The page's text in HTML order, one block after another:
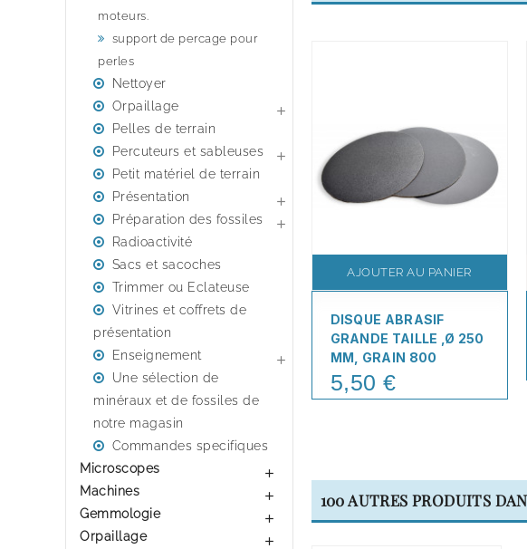
moteurs.
support de percage pour
perles
Nettoyer
Orpaillage

Pelles de terrain
Percuteurs et sableuses

Petit matériel de terrain
Présentation

Préparation des fossiles 
Radioactivité
Sacs et sacoches
Trimmer ou Eclateuse
Vitrines et coffrets de
présentation
Enseignement

Une sélection de
minéraux et de fossiles de
notre magasin
Commandes specifiques
Microscopes

Machines 
Gemmologie 
Orpaillage 
AJOUTER AU PANIER
DISQUE ABRASIF
GRANDE TAILLE ,Ø 250
MM, GRAIN 800
Price
5,50 €
100 AUTRES PRODUITS